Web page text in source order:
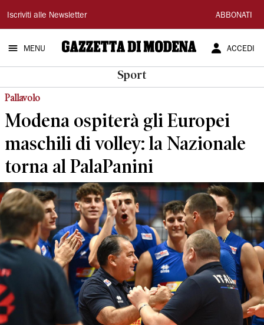
Gazzetta
di
Modena
Iscriviti alle Newsletter ABBONATI
MENU ACCEDI
Sport
Pallavolo
Modena ospiterà gli Europei
maschili di volley: la Nazionale
torna al PalaPanini